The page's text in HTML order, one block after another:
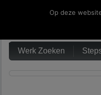
Werk Zoeken
Op deze